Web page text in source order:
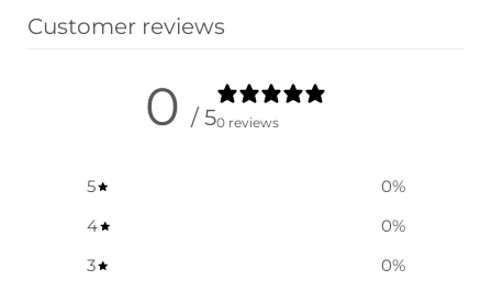
Customer reviews
0 / 50 reviews
5 0%
4
0%
3
0%